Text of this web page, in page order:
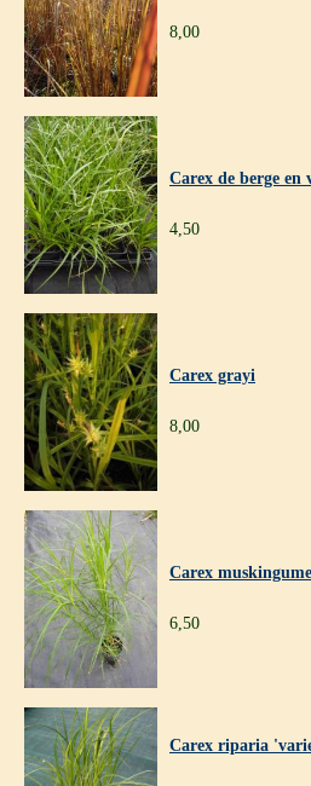
8,00
Carex de berge en
4,50
Carex grayi
8,00
Carex
6,50
Carex riparia